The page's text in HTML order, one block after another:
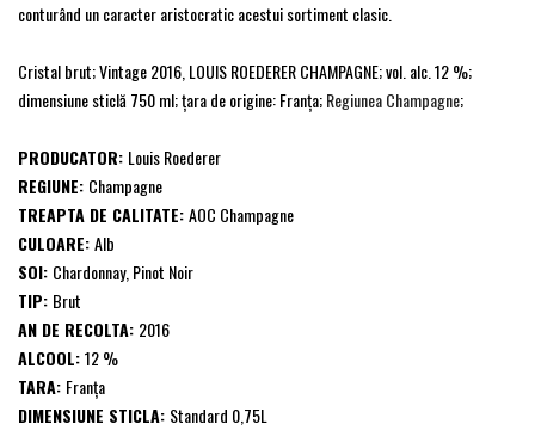
conturând un caracter aristocratic acestui sortiment clasic.
Cristal brut; Vintage 2016, LOUIS ROEDERER CHAMPAGNE; vol. alc. 12 %;
dimensiune sticlă 750 ml; ţara de origine: Franţa;Regiunea Champagne;
PRODUCATOR: Louis Roederer
REGIUNE: Champagne
TREAPTA DE CALITATE:AOC Champagne
CULOARE:Alb
SOI: Chardonnay, Pinot Noir
TIP: Brut
AN DE RECOLTA: 2016
ALCOOL:12 %
TARA: Franţa
DIMENSIUNE STICLA: Standard 0,75L